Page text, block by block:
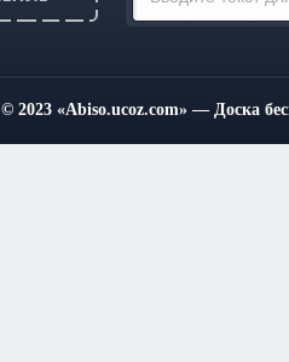
© 2023 «Abiso.ucoz.com» — Доска